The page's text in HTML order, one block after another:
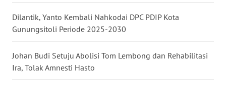
Dilantik, Yanto Kembali Nahkodai DPC PDIP Kota
Gunungsitoli Periode 2025-2030
Johan Budi Setuju Abolisi Tom Lembong dan Rehabilitasi
Ira, Tolak Amnesti Hasto
WN
LAMPUNG
JATENG